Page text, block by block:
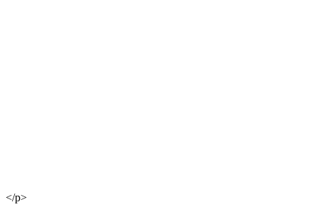
</p>